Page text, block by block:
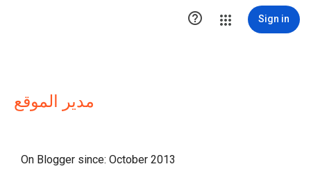
 Sign in
مدير الموقع
On Blogger since: October 2013